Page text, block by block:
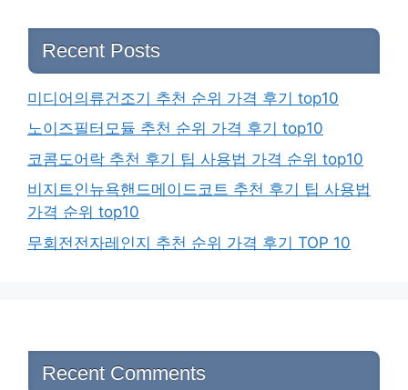
Recent Posts
미디어의류건조기 추천 순위 가격 후기 top10
노이즈필터모듈 추천 순위 가격 후기 top10
코콤도어락 추천 후기 팁 사용법 가격 순위 top10
비지트인뉴욕핸드메이드코트 추천 후기 팁 사용법
가격 순위 top10
무회전전자레인지 추천 순위 가격 후기 TOP 10
Recent Comments